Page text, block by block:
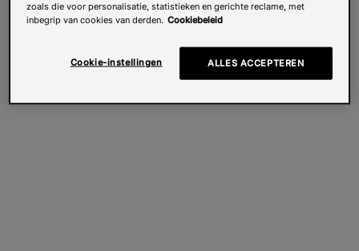
zoals die voor personalisatie, statistieken en gerichte reclame, met
inbegrip van cookies van derden. Cookiebeleid
Cookie-instellingen ALLES ACCEPTEREN